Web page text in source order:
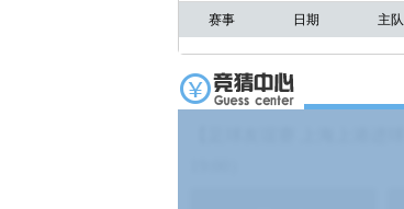
赛事 日期 主队